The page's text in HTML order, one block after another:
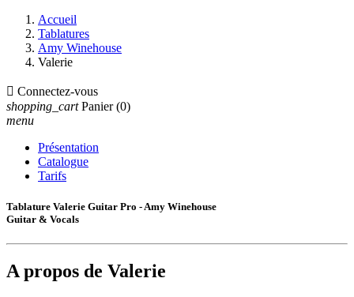
Accueil
Tablatures
Amy Winehouse
Valerie
 Connectez-vous
shopping_cart Panier (0)
menu
Présentation
Catalogue
Tarifs
Tablature Valerie Guitar Pro - Amy Winehouse
Guitar & Vocals
A propos de Valerie